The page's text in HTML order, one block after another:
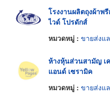
โรงงานผลิตถุงผ้าพ
ไวด์ โปรดักส์
หมวดหมู่ :ขายส่งและ
ห้างหุ้นส่วนสามัญ เ
แอนด์ เซรามิค
หมวดหมู่ :ขายส่งและ